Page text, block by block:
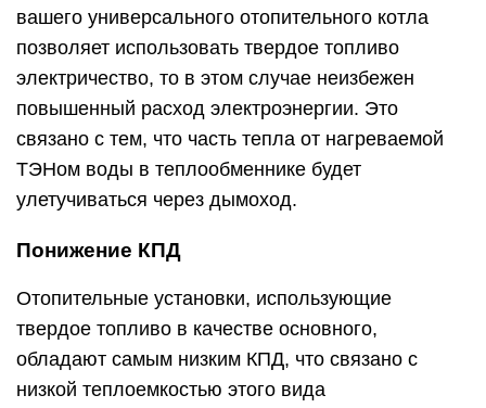
вашего универсального отопительного котла
позволяет использовать твердое топливо
электричество, то в этом случае неизбежен
повышенный расход электроэнергии. Это
связано с тем, что часть тепла от нагреваемой
ТЭНом воды в теплообменнике будет
улетучиваться через дымоход.
Понижение КПД
Отопительные установки, использующие
твердое топливо в качестве основного,
обладают самым низким КПД, что связано с
низкой теплоемкостью этого вида